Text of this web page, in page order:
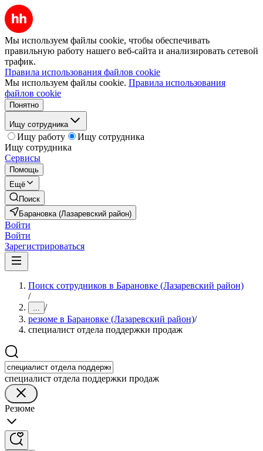
Мы используем файлы cookie, чтобы обеспечивать
правильную работу нашего веб-сайта и анализировать сетевой
трафик.
Правила использования файлов cookie
Мы используем файлы cookie. Правила использования
файлов cookie
Понятно
Ищу сотрудника
Ищу работу
Ищу сотрудника
Ищу сотрудника
Сервисы
Помощь
Ещё
Поиск
Барановка (Лазаревский район)
Войти
Войти
Зарегистрироваться
Поиск сотрудников в Барановке (Лазаревский район)
/
... /
резюме в Барановке (Лазаревский район)/
специалист отдела поддержки продаж
специалист отдела поддержки продаж
Резюме